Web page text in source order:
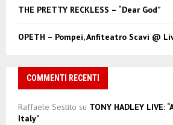
THE PRETTY RECKLESS – “Dear God”
OPETH – Pompei, Anfiteatro Scavi @
COMMENTI RECENTI
Raffaele Sestito su TONY HADLEY LIVE:
Italy”